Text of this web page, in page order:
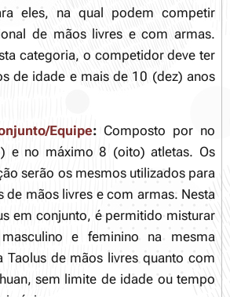
eles, na qual podem competir
de mãos livres e com armas.
categoria, o competidor deve ter
de idade e mais de 10 (dez) anos
Equipe: Composto por no
e no máximo 8 (oito) atletas. Os
serão os mesmos utilizados para
de mãos livres e com armas. Nesta
em conjunto, é permitido misturar
e feminino na mesma
Taolus de mãos livres quanto com
sem limite de idade ou tempo